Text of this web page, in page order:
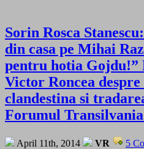
Sorin Rosca
din casa pe Mihai
pentru hotia Gojdu!”
Victor Roncea
clandestina si
Forumul
April 11th, 2014 VR 5